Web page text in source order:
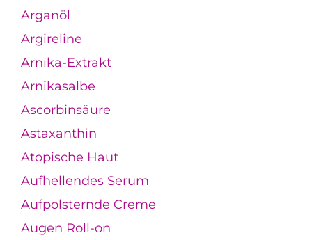
Arganöl
Argireline
Arnika-Extrakt
Arnikasalbe
Ascorbinsäure
Astaxanthin
Atopische Haut
Aufhellendes Serum
Aufpolsternde Creme
Augen Roll-on